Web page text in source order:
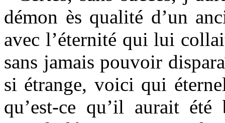
démon ès qualité d’un
avec l’éternité qui lui
sans jamais pouvoir
si étrange, voici qui
qu’est-ce qu’il aurait